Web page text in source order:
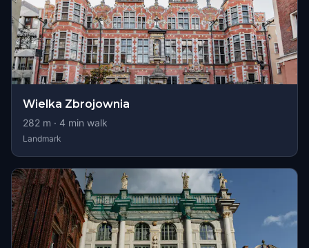
Wielka Zbrojownia
282 m · 4 min walk
Landmark